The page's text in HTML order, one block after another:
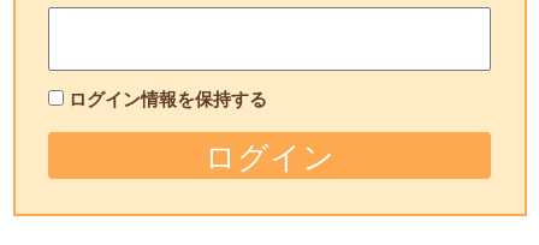
ログイン情報を保持する